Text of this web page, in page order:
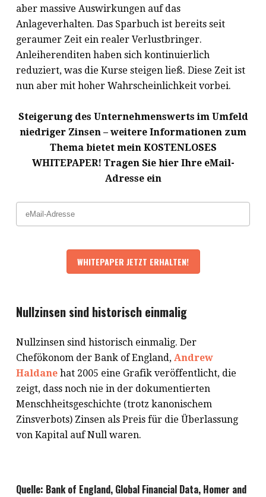
aber massive Auswirkungen auf das
Anlageverhalten. Das Sparbuch ist bereits seit
geraumer Zeit ein realer Verlustbringer.
Anleiherenditen haben sich kontinuierlich
reduziert, was die Kurse steigen ließ. Diese Zeit ist
nun aber mit hoher Wahrscheinlichkeit vorbei.
Steigerung des Unternehmenswerts im Umfeld
niedriger Zinsen – weitere Informationen zum
Thema bietet mein KOSTENLOSES
WHITEPAPER! Tragen Sie hier Ihre eMail-
Adresse ein
Nullzinsen sind historisch einmalig
Nullzinsen sind historisch einmalig. Der
Chefökonom der Bank of England, Andrew
Haldanehat 2005 eine Grafik veröffentlicht, die
zeigt, dass noch nie in der dokumentierten
Menschheitsgeschichte (trotz kanonischem
Zinsverbots) Zinsen als Preis für die Überlassung
von Kapital auf Null waren.
Quelle: Bank of England, Global Financial Data, Homer and